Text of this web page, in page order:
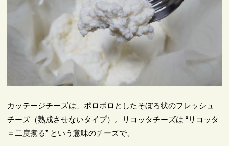
カッテージチーズは、ポロポロとしたそぼろ状のフレッシュ
チーズ（熟成させないタイプ）。リコッタチーズは “リコッタ
＝二度煮る” という意味のチーズで、